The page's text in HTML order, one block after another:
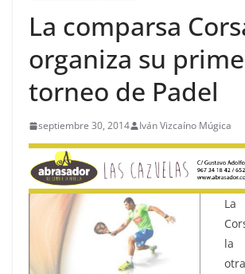
La comparsa
organiza su
torneo de Padel
septiembre 30, 2014 Iván Vizcaíno Múgica
la